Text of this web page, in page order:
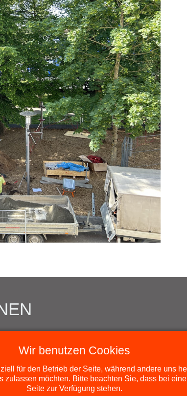
Straubing
Wir benutzen Cookies
für den Betrieb der Seite, während andere uns
möchten. Bitte beachten Sie, dass bei
Seite zur Verfügung stehen.